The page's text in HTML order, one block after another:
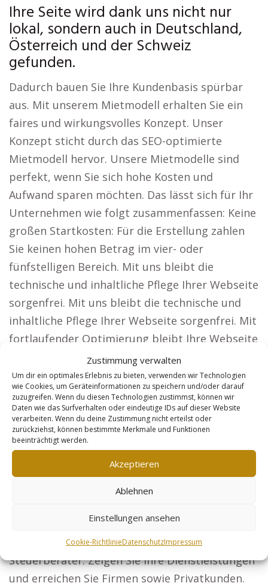
Zustimmung verwalten
Um dir ein optimales Erlebnis zu bieten, verwenden wir Technologien
wie Cookies, um Geräteinformationen zu speichern und/oder darauf
zuzugreifen. Wenn du diesen Technologien zustimmst, können wir
Daten wie das Surfverhalten oder eindeutige IDs auf dieser Website
verarbeiten. Wenn du deine Zustimmung nicht erteilst oder
zurückziehst, können bestimmte Merkmale und Funktionen
beeinträchtigt werden.
Akzeptieren
Ablehnen
Einstellungen ansehen
Cookie-RichtlinieDatenschutzImpressum
Ihre Seite wird dank uns nicht nur
lokal, sondern auch in Deutschland,
Österreich und der Schweiz
gefunden.
Dadurch bauen Sie Ihre Kundenbasis spürbar
aus. Mit unserem Mietmodell erhalten Sie ein
faires und wirkungsvolles Konzept. Unser
Konzept sticht durch das SEO-optimierte
Mietmodell hervor. Unsere Mietmodelle sind
perfekt, wenn Sie sich hohe Kosten und
Aufwand sparen möchten. Das lässt sich für Ihr
Unternehmen wie folgt zusammenfassen: Keine
großen Startkosten: Für die Erstellung zahlen
Sie keinen hohen Betrag im vier- oder
fünfstelligen Bereich. Mit uns bleibt die
technische und inhaltliche Pflege Ihrer Webseite
sorgenfrei. Mit uns bleibt die technische und
inhaltliche Pflege Ihrer Webseite sorgenfrei. Mit
fortlaufender Optimierung bleibt Ihre Webseite
immer zeitgemäß und leistungsfähig.
Monatlicher Festpreis: Keine versteckten
Gebühren oder Zusatzkosten. Wie unsere
Kunden von unserer Lösung profitieren. Unsere
Webseiten sind ideal für Unternehmen, die
breite Zielgruppen ansprechen möchten,
darunter: Rechtsanwälte: Nutzen Sie unsere
Sie Bauherren durch die Präsentation Ihrer
Bauprojekte.
Steuerberater: Zeigen Sie Ihre Dienstleistungen
und erreichen Sie Firmen sowie Privatkunden.